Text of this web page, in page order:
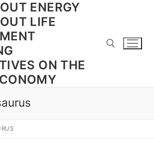
ENERGY
LIFE
ON THE
Search for: